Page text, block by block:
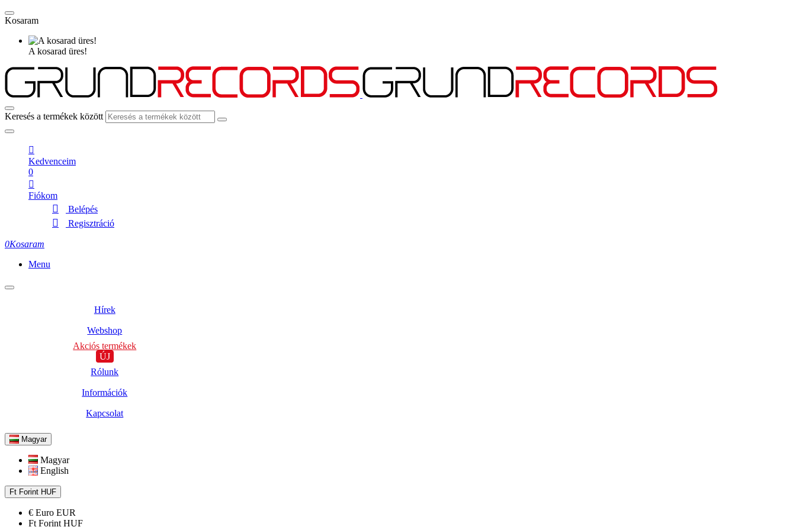
Kosaram
A kosarad üres!
Keresés a termékek között
Kedvenceim
0
Fiókom
Belépés
Regisztráció
0Kosaram
Menu
Hírek
Webshop
Akciós termékek
ÚJ
Rólunk
Információk
Kapcsolat
Magyar
Magyar
English
Ft Forint HUF
€ Euro EUR
Ft Forint HUF